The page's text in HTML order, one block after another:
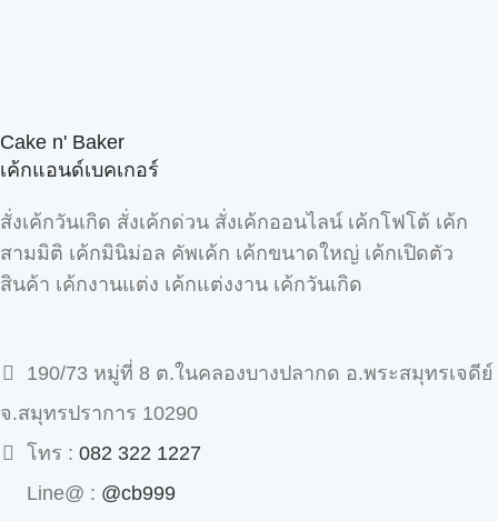
Cake n' Baker
เค้กแอนด์เบคเกอร์
สั่งเค้กวันเกิด สั่งเค้กด่วน สั่งเค้กออนไลน์ เค้กโฟโต้ เค้ก
สามมิติ เค้กมินิม่อล คัพเค้ก เค้กขนาดใหญ่ เค้กเปิดตัว
สินค้า เค้กงานแต่ง เค้กแต่งงาน เค้กวันเกิด
190/73 หมู่ที่ 8 ต.ในคลองบางปลากด อ.พระสมุทรเจดีย์
จ.สมุทรปราการ 10290
โทร : 082 322 1227
Line@ : @cb999